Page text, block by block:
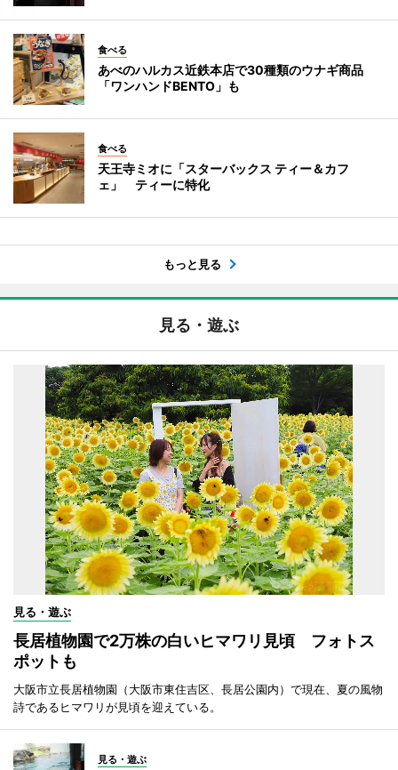
食べる
あべのハルカス近鉄本店で30種類のウナギ商品
「ワンハンドBENTO」も
食べる
天王寺ミオに「スターバックス ティー＆カフ
ェ」 ティーに特化
もっと見る
見る・遊ぶ
見る・遊ぶ
長居植物園で2万株の白いヒマワリ見頃 フォトス
ポットも
大阪市立長居植物園（大阪市東住吉区、長居公園内）で現在、夏の風物
詩であるヒマワリが見頃を迎えている。
見る・遊ぶ